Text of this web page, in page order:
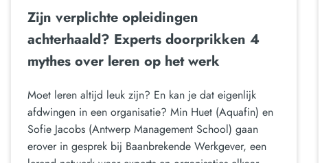
Zijn verplichte opleidingen
achterhaald? Experts doorprikken 4
mythes over leren op het werk
Moet leren altijd leuk zijn? En kan je dat eigenlijk
afdwingen in een organisatie? Min Huet (Aquafin) en
Sofie Jacobs (Antwerp Management School) gaan
erover in gesprek bij Baanbrekende Werkgever, een